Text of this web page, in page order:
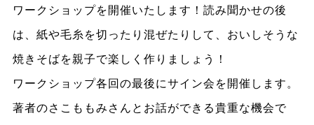
ワークショップを開催いたします！読み聞かせの後
は、紙や毛糸を切ったり混ぜたりして、おいしそうな
焼きそばを親子で楽しく作りましょう！
ワークショップ各回の最後にサイン会を開催します。
著者のさこももみさんとお話ができる貴重な機会で